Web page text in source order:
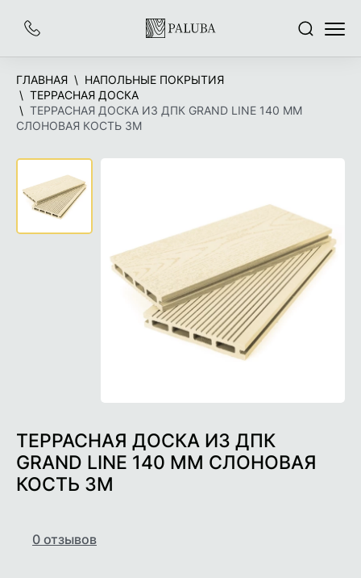
Заказать
На
главную
ПоискМеню
ГЛАВНАЯ
НАПОЛЬНЫЕ ПОКРЫТИЯ
ТЕРРАСНАЯ ДОСКА
ТЕРРАСНАЯ ДОСКА ИЗ ДПК GRAND LINE 140 ММ
СЛОНОВАЯ КОСТЬ 3М
ТЕРРАСНАЯ ДОСКА ИЗ ДПК
GRAND LINE 140 ММ СЛОНОВАЯ
КОСТЬ 3М
0 отзывов